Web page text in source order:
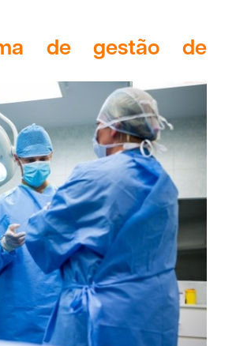
de gestão de